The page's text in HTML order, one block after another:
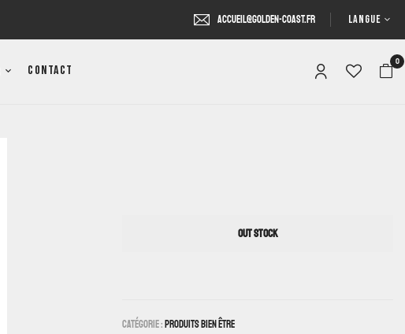
accueil@golden-coast.fr LANGUE
Contact
0
OUT STOCK
Catégorie : Produits Bien Être